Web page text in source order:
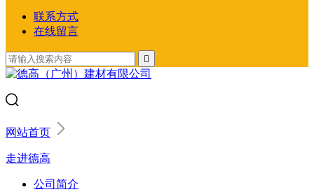
联系方式
在线留言

网站首页
走进德高
公司简介